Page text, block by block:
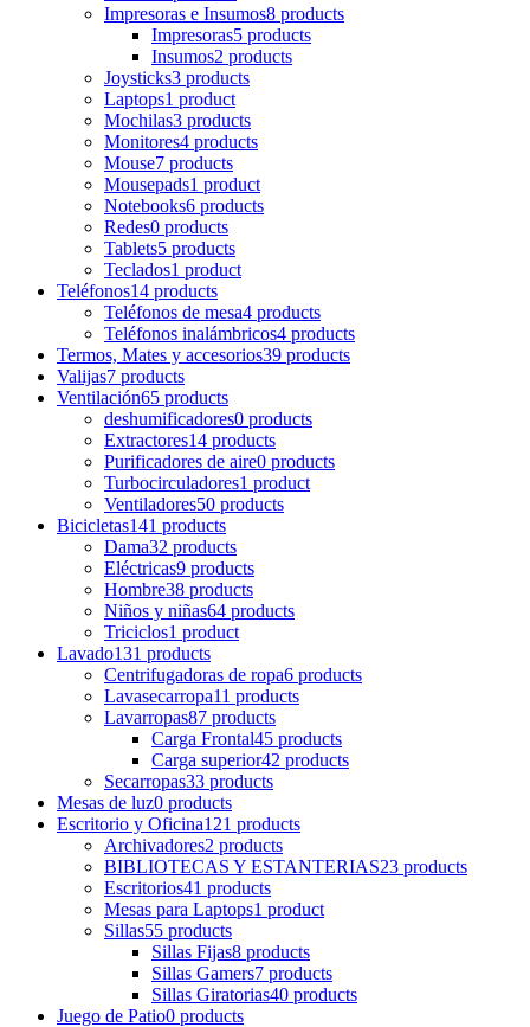
Impresoras e Insumos8 products
Impresoras5 products
Insumos2 products
Joysticks3 products
Laptops1 product
Mochilas3 products
Monitores4 products
Mouse7 products
Mousepads1 product
Notebooks6 products
Redes0 products
Tablets5 products
Teclados1 product
Teléfonos14 products
Teléfonos de mesa4 products
Teléfonos inalámbricos4 products
Termos, Mates y accesorios39 products
Valijas7 products
Ventilación65 products
deshumificadores0 products
Extractores14 products
Purificadores de aire0 products
Turbocirculadores1 product
Ventiladores50 products
Bicicletas141 products
Dama32 products
Eléctricas9 products
Hombre38 products
Niños y niñas64 products
Triciclos1 product
Lavado131 products
Centrifugadoras de ropa6 products
Lavasecarropa11 products
Lavarropas87 products
Carga Frontal45 products
Carga superior42 products
Secarropas33 products
Mesas de luz0 products
Escritorio y Oficina121 products
Archivadores2 products
BIBLIOTECAS Y ESTANTERIAS23 products
Escritorios41 products
Mesas para Laptops1 product
Sillas55 products
Sillas Fijas8 products
Sillas Gamers7 products
Sillas Giratorias40 products
Juego de Patio0 products